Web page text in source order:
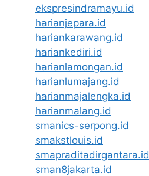
ekspresindramayu.id
harianjepara.id
hariankarawang.id
hariankediri.id
harianlamongan.id
harianlumajang.id
harianmajalengka.id
harianmalang.id
smanics-serpong.id
smakstlouis.id
smapraditadirgantara.id
sman8jakarta.id